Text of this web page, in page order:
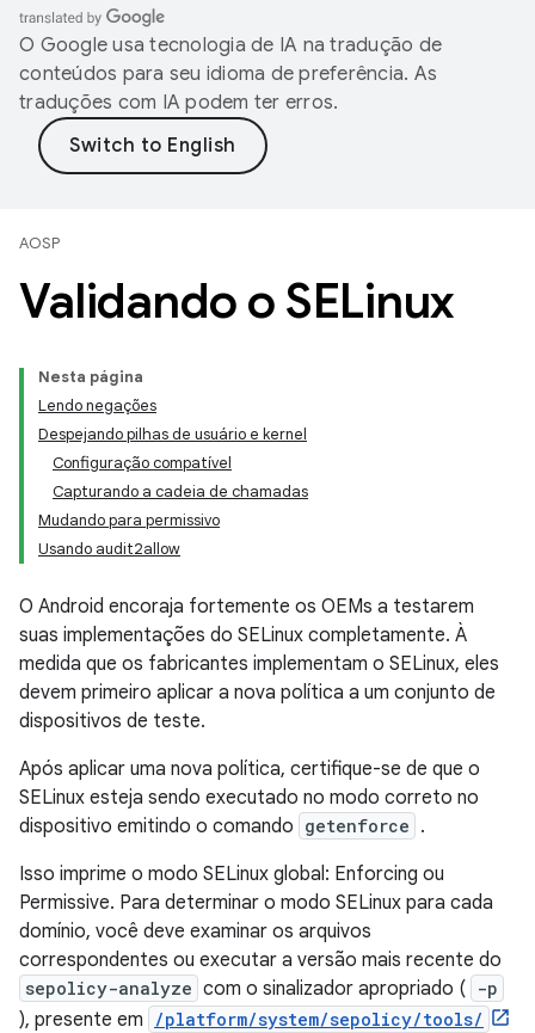
O Google usa tecnologia de IA na tradução de
conteúdos para seu idioma de preferência. As
traduções com IA podem ter erros.
AOSP
Validando o SELinux
Nesta página
Lendo negações
Despejando pilhas de usuário e kernel
Configuração compatível
Capturando a cadeia de chamadas
Mudando para permissivo
Usando audit2allow
O Android encoraja fortemente os OEMs a testarem
suas implementações do SELinux completamente. À
medida que os fabricantes implementam o SELinux, eles
devem primeiro aplicar a nova política a um conjunto de
dispositivos de teste.
Após aplicar uma nova política, certifique-se de que o
SELinux esteja sendo executado no modo correto no
dispositivo emitindo o comando getenforce .
Isso imprime o modo SELinux global: Enforcing ou
Permissive. Para determinar o modo SELinux para cada
domínio, você deve examinar os arquivos
correspondentes ou executar a versão mais recente do
sepolicy-analyze com o sinalizador apropriado ( -p
), presente em /platform/system/sepolicy/tools/